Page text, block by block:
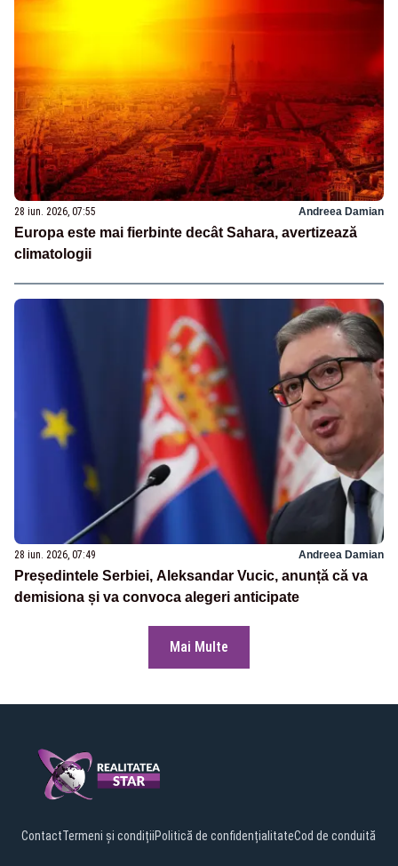
28 iun. 2026, 07:55 Andreea Damian
Europa este mai fierbinte decât Sahara, avertizează
climatologii
28 iun. 2026, 07:49 Andreea Damian
Președintele Serbiei, Aleksandar Vucic, anunță că va
demisiona și va convoca alegeri anticipate
Mai Multe
ContactTermeni și condițiiPolitică de confidențialitateCod de conduită